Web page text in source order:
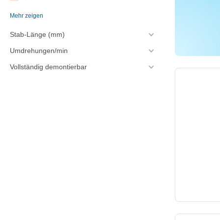
4.2
5.4
5.7
Mehr zeigen
Stab-Länge (mm)
Umdrehungen/min
Vollständig demontierbar